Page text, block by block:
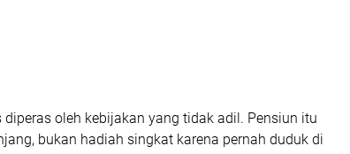
diperas oleh kebijakan yang tidak adil. Pensiun itu
bukan hadiah singkat karena pernah duduk di